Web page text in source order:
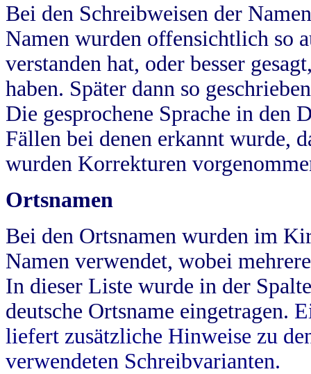
Bei den Schreibweisen der
Namen wurden offensichtlich so
verstanden hat, oder besser
haben. Später dann so
Die gesprochene Sprache in
Fällen bei denen erkannt wurde,
wurden Korrekturen
Ortsnamen
Bei den Ortsnamen wurden im
Namen verwendet, wobei
In dieser Liste wurde in der
deutsche Ortsname eingetragen.
liefert zusätzliche Hinweise zu
verwendeten Schreibvarianten.